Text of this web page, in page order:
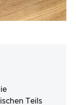
Teils